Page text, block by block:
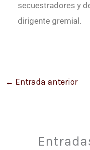
secuestradores y
dirigente gremial.
← Entrada anterior